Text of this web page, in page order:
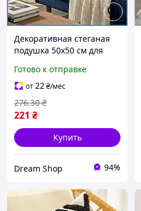
Декоративная стеганая
подушка 50х50 см для
квадратная
гипоаллергенная
бежевая модель шоп1
Готово к отправке
от22₴/мес
221 ₴
276.30 ₴
Купить
Dream Shop 94%